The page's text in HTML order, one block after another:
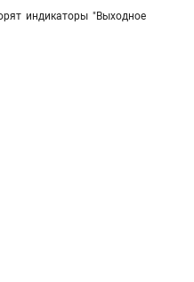
индикаторы "Выходное